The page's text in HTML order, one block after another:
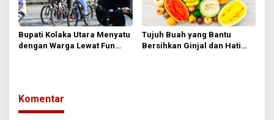
Bupati Kolaka Utara Menyatu
dengan Warga Lewat Fun
Tujuh Buah yang Bantu
Bersihkan Ginjal dan Hati
Komentar